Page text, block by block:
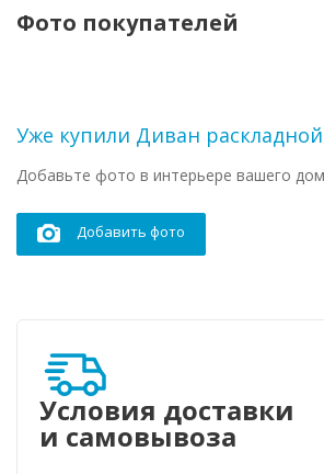
Фото покупателей
Уже купили Диван
Добавьте фото в интерьере вашего
Добавить фото
Условия доставки
и самовывоза